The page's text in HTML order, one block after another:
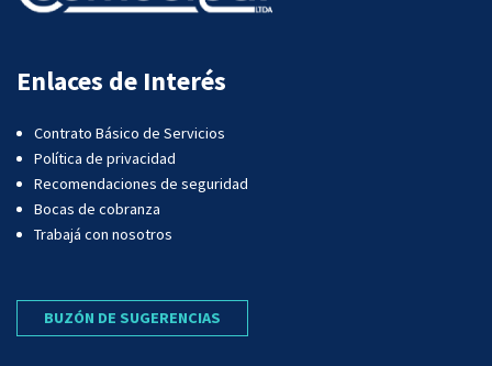
Enlaces de Interés
Contrato Básico de Servicios
Política de privacidad
Recomendaciones de seguridad
Bocas de cobranza
Trabajá con nosotros
BUZÓN DE SUGERENCIAS